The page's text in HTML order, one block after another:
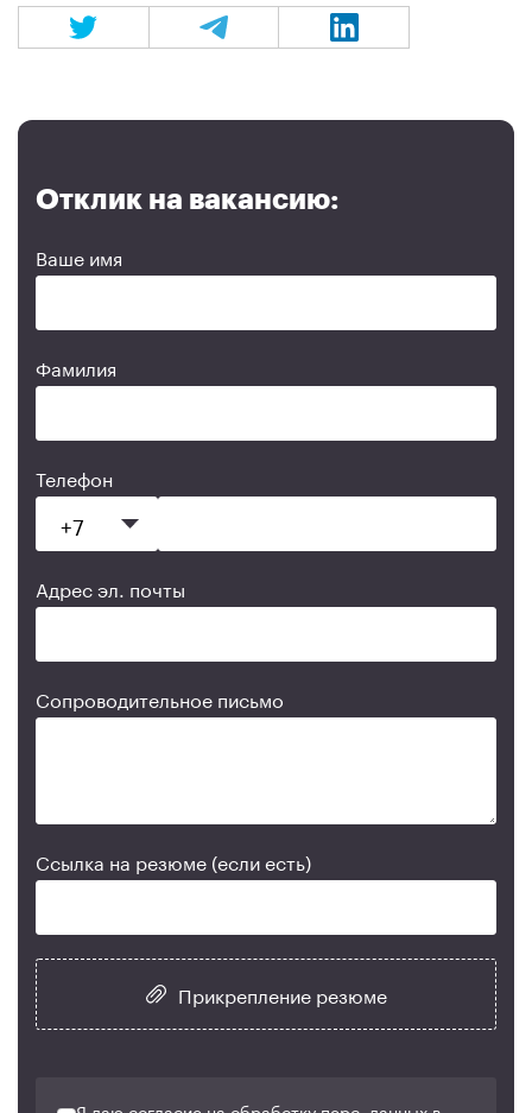
Отклик на вакансию:
Ваше имя
Фамилия
Телефон
Адрес эл. почты
Сопроводительное письмо
Ссылка на резюме (если есть)
Прикрепление резюме